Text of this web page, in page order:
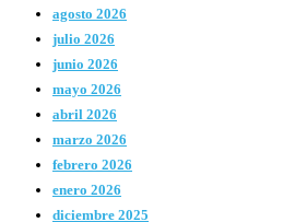
agosto 2026
julio 2026
junio 2026
mayo 2026
abril 2026
marzo 2026
febrero 2026
enero 2026
diciembre 2025